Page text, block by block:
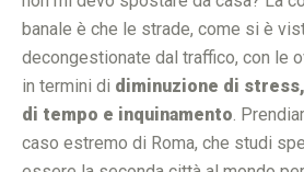
banale è che le strade, come si è
decongestionate dal traffico, con le
in termini di diminuzione di
di tempo e inquinamento.
caso estremo di Roma, che studi